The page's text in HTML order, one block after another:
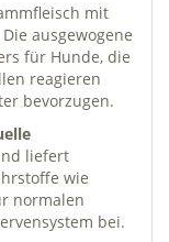
mit
ausgewogene
für Hunde, die
reagieren
bevorzugen.
liefert
wie
normalen
bei.